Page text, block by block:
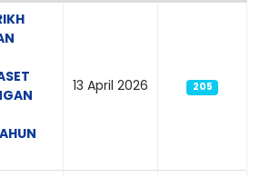
13 April 2026 205